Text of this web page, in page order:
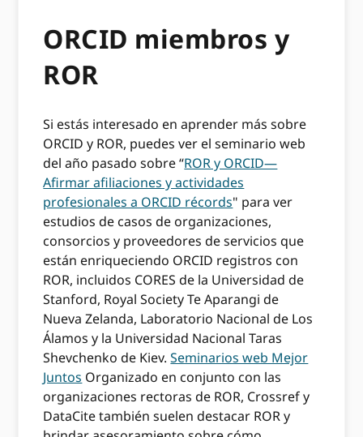
ORCID miembros y
ROR
Si estás interesado en aprender más sobre
ORCID y ROR, puedes ver el seminario web
del año pasado sobre “ROR y ORCID—
Afirmar afiliaciones y actividades
profesionales a ORCID récords" para ver
estudios de casos de organizaciones,
consorcios y proveedores de servicios que
están enriqueciendo ORCID registros con
ROR, incluidos CORES de la Universidad de
Stanford, Royal Society Te Aparangi de
Nueva Zelanda, Laboratorio Nacional de Los
Álamos y la Universidad Nacional Taras
Shevchenko de Kiev.Seminarios web Mejor
Juntos Organizado en conjunto con las
organizaciones rectoras de ROR, Crossref y
DataCite también suelen destacar ROR y